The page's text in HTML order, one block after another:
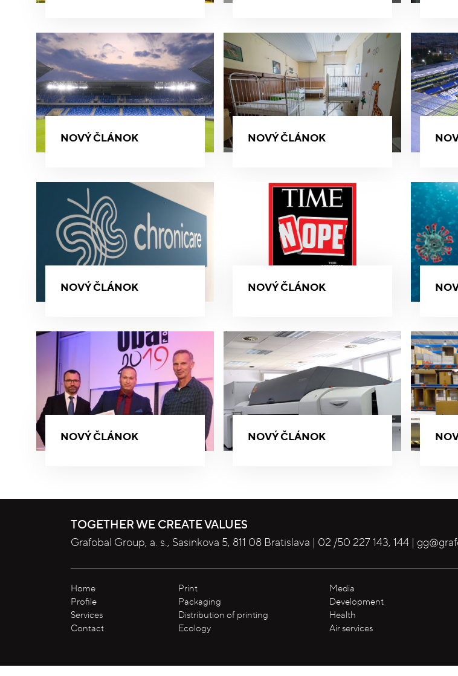
NOVÝ ČLÁNOK NOVÝ ČLÁNOK
NOVÝ ČLÁNOK NOVÝ ČLÁNOK
NOVÝ ČLÁNOK NOVÝ ČLÁNOK
TOGETHER WE CREATE VALUES
Grafobal Group, a. s., Sasinkova 5, 811 08 Bratislava | 02 /50 227 143, 144 |
Home
Profile
Services
Contact
Print
Packaging
Distribution of printing
Ecology
Media
Development
Health
Air services